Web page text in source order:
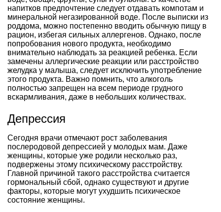
напитков предпочтение следует отдавать компотам и
минеральной негазированной воде. После выписки из
роддома, можно постепенно вводить обычную пищу в
рацион, избегая сильных аллергенов. Однако, после
попробования нового продукта, необходимо
внимательно наблюдать за реакцией ребенка. Если
замечены аллергические реакции или расстройство
желудка у малыша, следует исключить употребление
этого продукта. Важно помнить, что алкоголь
полностью запрещен на всем периоде грудного
вскармливания, даже в небольших количествах.
Депрессия
Сегодня врачи отмечают рост заболевания
послеродовой депрессией у молодых мам. Даже
женщины, которые уже родили несколько раз,
подвержены этому психическому расстройству.
Главной причиной такого расстройства считается
гормональный сбой, однако существуют и другие
факторы, которые могут ухудшить психическое
состояние женщины.